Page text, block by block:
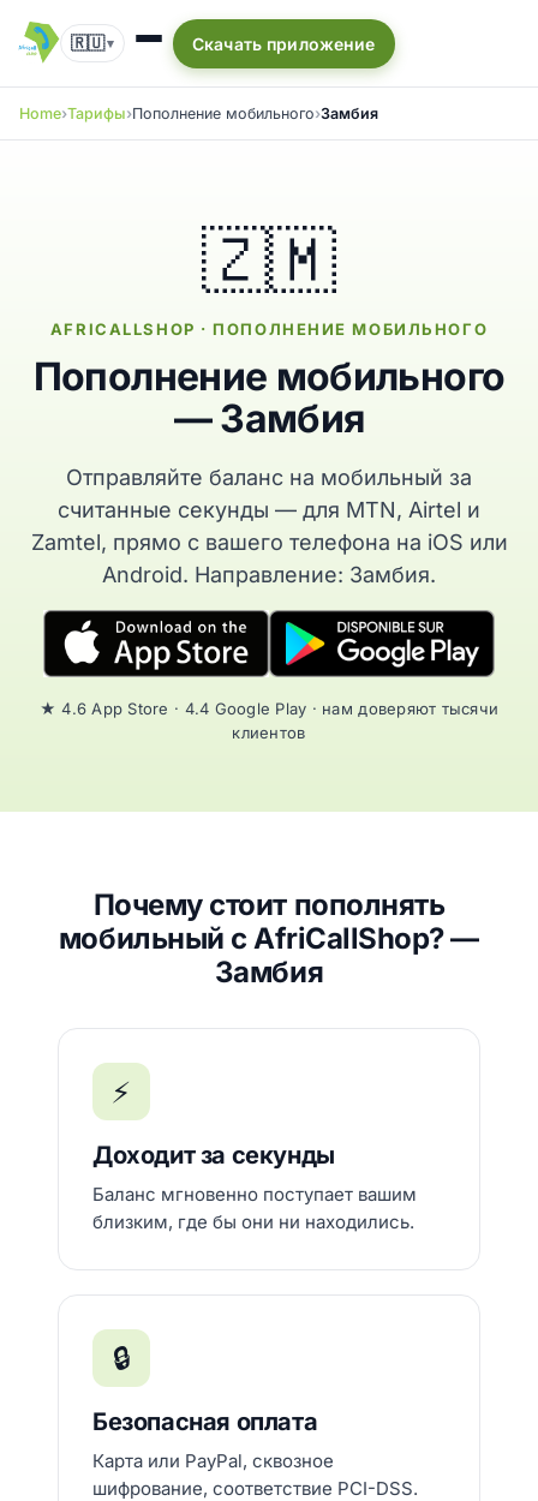
🇷🇺▾ Скачать приложение
Home Тарифы Пополнение мобильного Замбия
🇿🇲
AFRICALLSHOP · ПОПОЛНЕНИЕ МОБИЛЬНОГО
Пополнение мобильного
— Замбия
Отправляйте баланс на мобильный за
считанные секунды — для MTN, Airtel и
Zamtel, прямо с вашего телефона на iOS или
Android. Направление: Замбия.
★ 4.6 App Store · 4.4 Google Play · нам доверяют тысячи
клиентов
Почему стоит пополнять
мобильный с AfriCallShop? —
Замбия
⚡
Доходит за секунды
Баланс мгновенно поступает вашим
близким, где бы они ни находились.
🔒
Безопасная оплата
Карта или PayPal, сквозное
шифрование, соответствие PCI-DSS.